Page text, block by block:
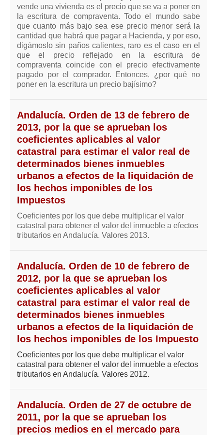
Requerimientos y comunicaciones
Formularios sobre Propiedad Horizontal
Modelos de Convocatoria de Junta de Propietarios
Modelos de Acta de Junta de Propietarios
Requerimientos y comunicaciones
Legislación sobre Arrendamientos Urbanos
Legislación sobre la Comunidad de Propietarios
Legislación sobre Adquisición de Vivienda en Propiedad
Legislación de interés práctico
Diccionario
Usuario
Mis boletines
vende una vivienda es el precio que se va a poner en
la escritura de compraventa. Todo el mundo sabe
que cuanto más bajo sea ese precio menor será la
cantidad que habrá que pagar a Hacienda, y por eso,
digámoslo sin paños calientes, raro es el caso en el
que el precio reflejado en la escritura de
compraventa coincide con el precio efectivamente
pagado por el comprador. Entonces, ¿por qué no
poner en la escritura un precio bajísimo?
Andalucía. Orden de 13 de febrero de
2013, por la que se aprueban los
coeficientes aplicables al valor
catastral para estimar el valor real de
determinados bienes inmuebles
urbanos a efectos de la liquidación de
los hechos imponibles de los
Impuestos
Coeficientes por los que debe multiplicar el valor
catastral para obtener el valor del inmueble a efectos
tributarios en Andalucía. Valores 2013.
Andalucía. Orden de 10 de febrero de
2012, por la que se aprueban los
coeficientes aplicables al valor
catastral para estimar el valor real de
determinados bienes inmuebles
urbanos a efectos de la liquidación de
los hechos imponibles de los Impuesto
Coeficientes por los que debe multiplicar el valor
catastral para obtener el valor del inmueble a efectos
tributarios en Andalucía. Valores 2012.
Andalucía. Orden de 27 de octubre de
2011, por la que se aprueban los
precios medios en el mercado para